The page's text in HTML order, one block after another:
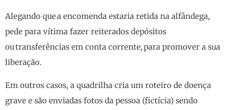
Alegando que a encomenda estaria retida na alfândega,
pede para vítima fazer reiterados depósitos
ou transferências em conta corrente, para promover a sua
liberação.
Em outros casos, a quadrilha cria um roteiro de doença
grave e são enviadas fotos da pessoa (fictícia) sendo